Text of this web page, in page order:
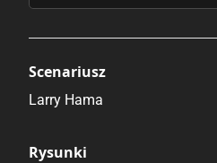
Scenariusz
Larry Hama
Rysunki